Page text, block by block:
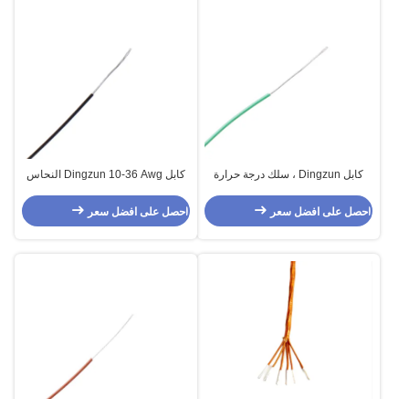
كابل Dingzun ، سلك درجة حرارة
الجودة للأجهزة
احصل على افضل سعر
كابل Dingzun 10-36 Awg النحاس
حرارة عالية للأجهزة
احصل على افضل سعر